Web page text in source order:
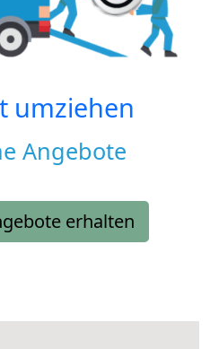
umziehen
Angebote
erhalten